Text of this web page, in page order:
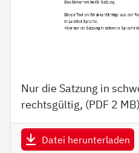
Nur die Satzung in
rechtsgültig, (PDF 2 MB)
Datei herunterladen